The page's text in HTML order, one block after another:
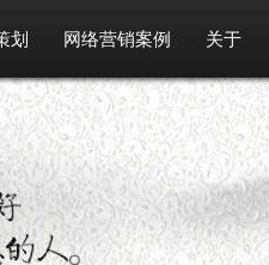
划 网络营销案例 关于